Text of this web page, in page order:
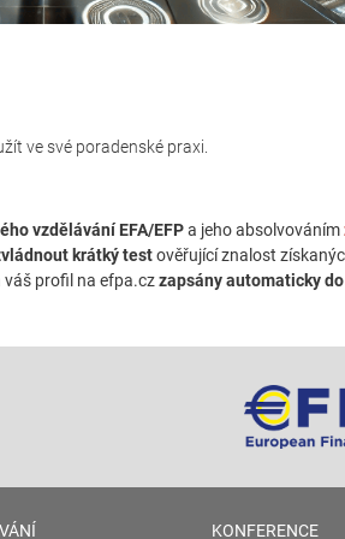
ve své poradenské praxi.
vzdělávání EFA/EFPa jeho absolvováním
krátký testověřující znalost
váš profil na efpa.czzapsány automaticky
KONFERENCE